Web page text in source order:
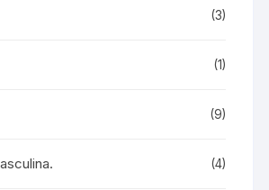
(3)
(1)
(9)
(4)